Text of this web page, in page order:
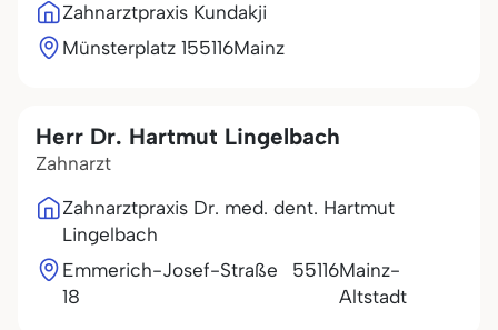
Zahnarztpraxis Kundakji
Münsterplatz 155116Mainz
Herr Dr. Hartmut Lingelbach
Zahnarzt
Zahnarztpraxis Dr. med. dent. Hartmut
Lingelbach
Emmerich-Josef-Straße
18
55116Mainz-
Altstadt